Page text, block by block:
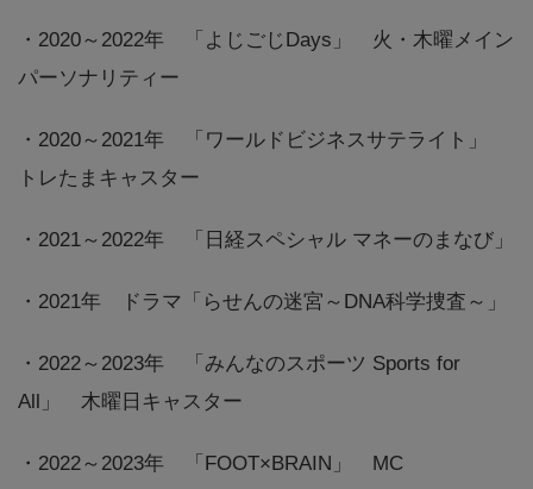
・2020～2022年 「よじごじDays」 火・木曜メイン
パーソナリティー
・2020～2021年 「ワールドビジネスサテライト」
トレたまキャスター
・2021～2022年 「日経スペシャル マネーのまなび」
・2021年 ドラマ「らせんの迷宮～DNA科学捜査～」
・2022～2023年 「みんなのスポーツ Sports for
All」 木曜日キャスター
・2022～2023年 「FOOT×BRAIN」 MC